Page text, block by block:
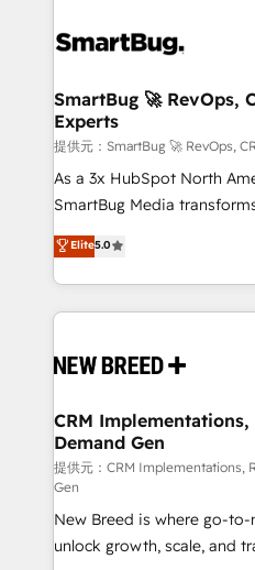
革を、構想から実装・定着
の統合・浸透・変革管理を実行します
計・構築：リード獲得・
計・導線設計・テンプレー
提供。 ▸ 既存CRM・MAか
Marketo・Pardot等からの
Perplexity等のAI検索からの
ンツとサイト構造を最適化。 🏆 なぜ100incを選ぶの
ISO9001:2015 取得 ✓ 400
HubSpot大百科 出版 CRM・AI活用に関するご相談、現
せください。
stalling growth. Fix your
Scalable Architecture:
across all Hubs, validated
Accreditations. AI-Powered RevOps: Breeze AI,
custom AI agents, and
total reporting clarity. Security & Compliance: SOC 2
security. 🏆 Why Bluleadz? GTM OS Partner | 16+
Years Experience | 1,000+
SmartBug 🚀 RevOps,
Experts
提供元：SmartBug 🚀 RevOps,
As a 3x HubSpot North
SmartBug Media
into a revenue engine. Our
includes specialized
Software) and Point
making this the official
and system integrations
trainers to drive platform adoption.
Generation - Full-funnel marketing and high-
performance advertising
Expert deployment of
to automate growth. 🏆 Elite Excellence - 8 platform
accreditations and deep
Elite5.0
CRM Implementations,
Demand Gen
提供元：CRM Implementations,
Gen
New Breed is where go-
unlock growth, scale, and